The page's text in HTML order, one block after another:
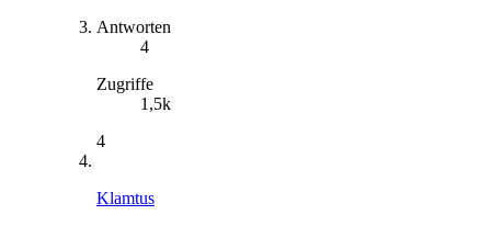
Antworten
4
Zugriffe
1,5k
4
Klamtus